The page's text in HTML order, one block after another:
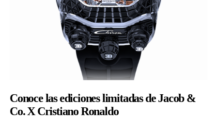
Conoce las ediciones limitadas de Jacob &
Co. X Cristiano Ronaldo